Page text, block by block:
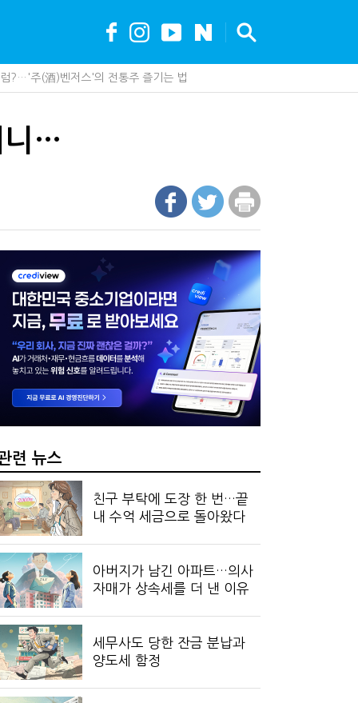
?…'주(酒)벤저스'의 전통주 즐기는 법
…1주택자 세 부담 어떻게 달라질까
못 산다…지자체도 '경영'의 시대
다음은 '공급과잉 관세'인가
단한다…더존비즈온 'ARIX 모델' 고도화
"…세무사에게 부동산 고민을 털어놓는 이유
않았다…미국의 강제노동 관세 전략
세금 인하…환급 플랫폼 수익성 악화될까
금 1억…국세청·관세청 누가 가져갈까
'콕' 집는 세관 직원 정체는?
공제…임광현 "무한정 혜택, 공정한가"
효과…'올○스' 운영법인 폐업
만드는 국세공무원…왜?
니…
련 뉴스
친구 부탁에 도장 한 번…끝
내 수억 세금으로 돌아왔다
아버지가 남긴 아파트…의사
자매가 상속세를 더 낸 이유
세무사도 당한 잔금 분납과
양도세 함정